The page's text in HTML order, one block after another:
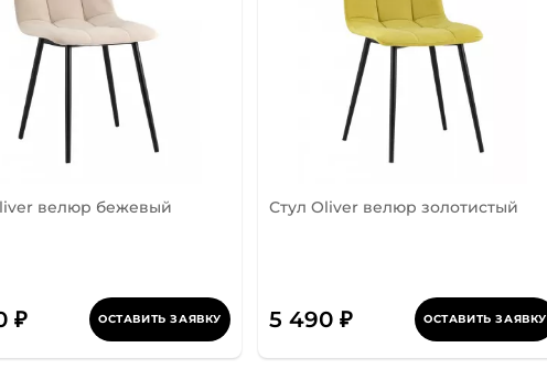
велюр бежевый
₽ ОСТАВИТЬ ЗАЯВКУ
Стул Oliver велюр золотистый
5 490 ₽ ОСТАВИТЬ ЗАЯВКУ